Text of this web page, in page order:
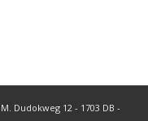
Dudokweg 12 - 1703 DB -